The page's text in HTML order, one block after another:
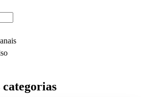
categorias